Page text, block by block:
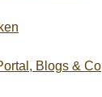
Blogs & Co